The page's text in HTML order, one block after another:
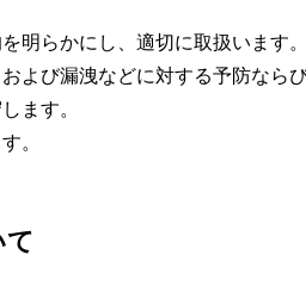
明らかにし、適切に取扱います。
よび漏洩などに対する予防なら
ます。
。
て